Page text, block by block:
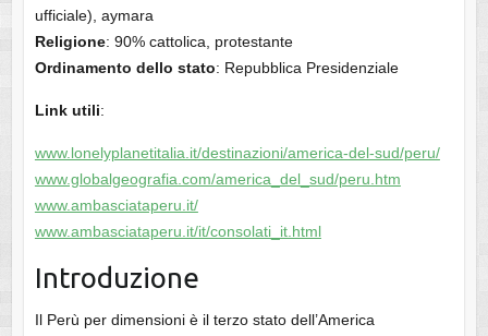
ufficiale), aymara
Religione: 90% cattolica, protestante
Ordinamento dello stato: Repubblica Presidenziale
Link utili:
www.lonelyplanetitalia.it/destinazioni/america-del-sud/peru/
www.globalgeografia.com/america_del_sud/peru.htm
www.ambasciataperu.it/
www.ambasciataperu.it/it/consolati_it.html
Introduzione
Il Perù per dimensioni è il terzo stato dell’America